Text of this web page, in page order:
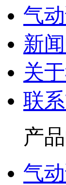
气
新
关
联
产
气